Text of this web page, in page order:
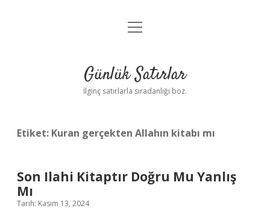
Anasayfa
Yasal Uyarı
menüyü
Günlük Satırlar
İlginç satırlarla sıradanlığı boz.
Etiket: Kuran gerçekten Allahın kitabı mı
Son Ilahi Kitaptır Doğru Mu Yanlış
Mı
Tarih: Kasım 13, 2024